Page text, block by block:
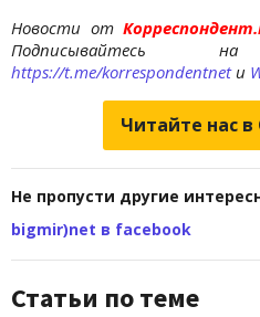
Новости от
https://t.me/korrespondentnetи
Читайте нас в
Не пропусти другие
bigmir)net в facebook
Статьи по теме